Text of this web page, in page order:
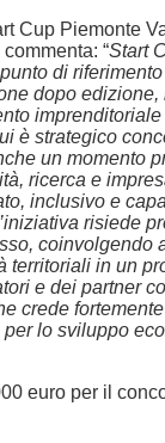
Cup Piemonte
“Start
di
dopo edizione,
è strategico
un momento
ricerca e
inclusivo e
risiede
coinvolgendo
territoriali in un
e dei partner
crede
lo sviluppo
euro per il